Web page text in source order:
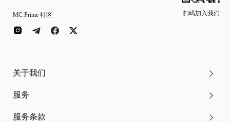
MC Prime 社区 扫码加入我们
关于我们
服务
服务条款